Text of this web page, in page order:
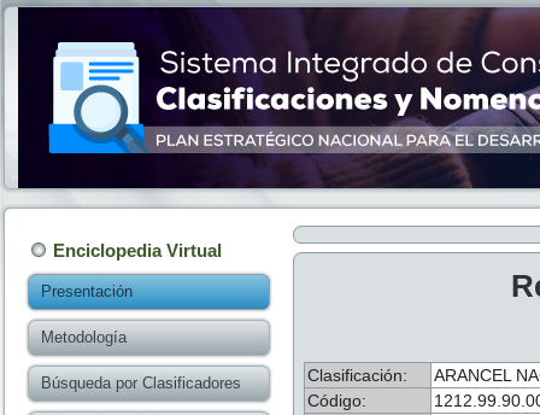
Enciclopedia Virtual
Presentación
Metodología
Búsqueda por Clasificadores Clasificación:
ARANCEL
Código: